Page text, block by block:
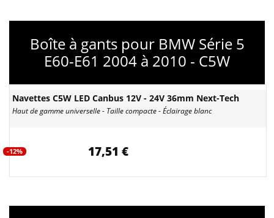
Boîte à gants pour BMW Série 5
E60-E61 2004 à 2010 - C5W
Navettes C5W LED Canbus 12V - 24V 36mm Next-Tech
Haut de gamme universelle - Taille compacte - Éclairage blanc
-12% 17,51 €